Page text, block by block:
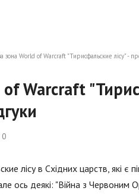
зона World of Warcraft "Тирисфальские лісу" -
of Warcraft
0
лісу в Східних царств, які
ось деякі: "Війна з Червоним